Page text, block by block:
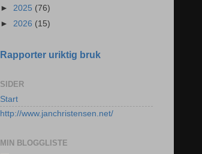
► 2025 (76)
► 2026 (15)
Rapporter uriktig bruk
SIDER
Start
http://www.janchristensen.net/
MIN BLOGGLISTE